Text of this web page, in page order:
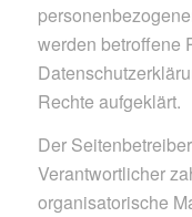
werden betroffene
Rechte aufgeklärt.
Der
Verantwortlicher
organisatorische